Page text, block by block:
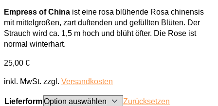
Empress of China ist eine rosa blühende Rosa chinensis
mit mittelgroßen, zart duftenden und gefüllten Blüten. Der
Strauch wird ca. 1,5 m hoch und blüht öfter. Die Rose ist
normal winterhart.
25,00 €
inkl. MwSt. zzgl. Versandkosten
Lieferform
Zurücksetzen